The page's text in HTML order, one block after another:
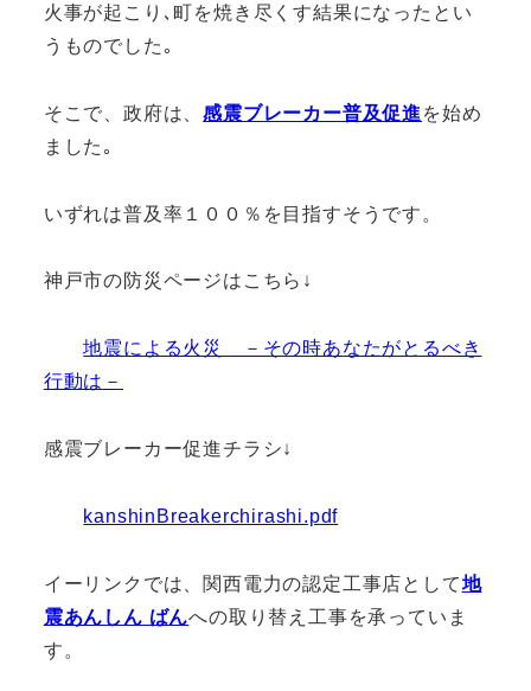
火事が起こり､町を焼き尽くす結果になったとい
うものでした｡
そこで、政府は、感震ブレーカー普及促進 を始め
ました｡
いずれは普及率１００％を目指すそうです。
神戸市の防災ページはこちら↓
地震による火災 －その時あなたがとるべき
行動は－
感震ブレーカー促進チラシ↓
kanshinBreakerchirashi.pdf
イーリンクでは、関西電力の認定工事店として地
震あんしん ばんへの取り替え工事を承っていま
す。